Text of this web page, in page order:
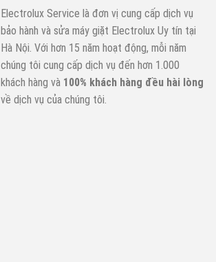
Electrolux Service là đơn vị cung cấp dịch vụ
bảo hành và sửa máy giặt Electrolux Uy tín tại
Hà Nội. Với hơn 15 năm hoạt động, mỗi năm
chúng tôi cung cấp dịch vụ đến hơn 1.000
khách hàng và 100% khách hàng đều hài lòng
về dịch vụ của chúng tôi.